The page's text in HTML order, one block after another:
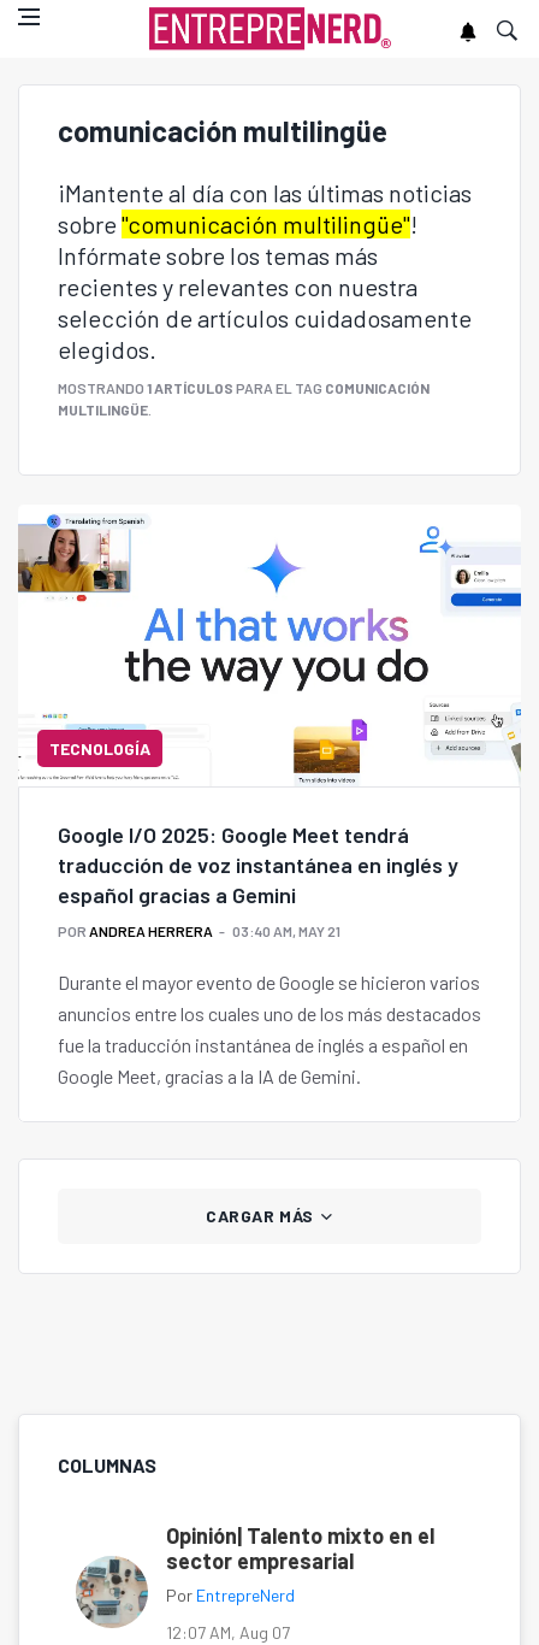
comunicación multilingüe
¡Mantente al día con las últimas noticias
sobre "comunicación multilingüe"!
Infórmate sobre los temas más
recientes y relevantes con nuestra
selección de artículos cuidadosamente
elegidos.
MOSTRANDO 1 ARTÍCULOS PARA EL TAG COMUNICACIÓN
MULTILINGÜE
TECNOLOGÍA
Google I/O 2025: Google Meet tendrá
traducción de voz instantánea en inglés y
español gracias a Gemini
POR ANDREA HERRERA 03:40 AM, MAY 21
Durante el mayor evento de Google se hicieron varios
anuncios entre los cuales uno de los más destacados
fue la traducción instantánea de inglés a español en
Google Meet, gracias a la IA de Gemini.
CARGAR MÁS
COLUMNAS
Opinión| Talento mixto en el
sector empresarial
Por EntrepreNerd
12:07 AM, Aug 07